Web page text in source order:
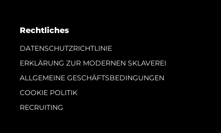
Rechtliches
DATENSCHUTZRICHTLINIE
ERKLÄRUNG ZUR MODERNEN SKLAVEREI
ALLGEMEINE GESCHÄFTSBEDINGUNGEN
COOKIE POLITIK
RECRUITING